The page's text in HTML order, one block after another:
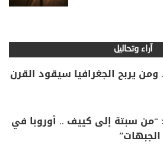
آراء وتحاليل
يربح الجغرافيا سيقود القرن
سبتة إلى كييف .. أوروبا في